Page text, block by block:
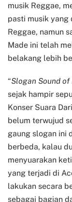
musik Reggae,
pasti musik yang
Reggae, namun
Made ini telah
belakang lebih
“Slogan Sound
sejak hampir
Konser Suara
belum terwujud
gaung slogan ini
berbeda, kalau
menyuarakan
yang terjadi di
lakukan secara
sebagai bagian